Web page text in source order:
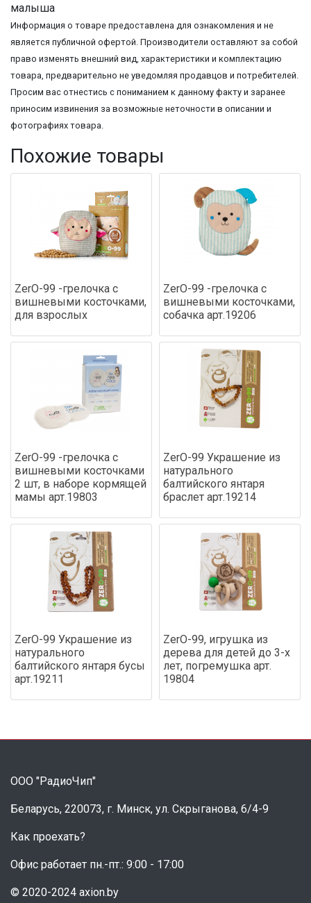
малыша
Информация о товаре предоставлена для ознакомления и не
является публичной офертой. Производители оставляют за собой
право изменять внешний вид, характеристики и комплектацию
товара, предварительно не уведомляя продавцов и потребителей.
Просим вас отнестись с пониманием к данному факту и заранее
приносим извинения за возможные неточности в описании и
фотографиях товара.
Похожие товары
ZerO-99 -грелочка с
вишневыми косточками,
для взрослых
ZerO-99 -грелочка с
вишневыми косточками,
собачка арт.19206
ZerO-99 -грелочка с
вишневыми косточками
2 шт, в наборе кормящей
мамы арт.19803
ZerO-99 Украшение из
натурального
балтийского янтаря
браслет арт.19214
ZerO-99 Украшение из
натурального
балтийского янтаря бусы
арт.19211
ZerO-99, игрушка из
дерева для детей до 3-х
лет, погремушка арт.
19804
ООО "РадиоЧип"
Беларусь, 220073, г. Минск, ул. Скрыганова, 6/4-9
Как проехать?
Офис работает пн.-пт.: 9:00 - 17:00
© 2020-2024 axion.by